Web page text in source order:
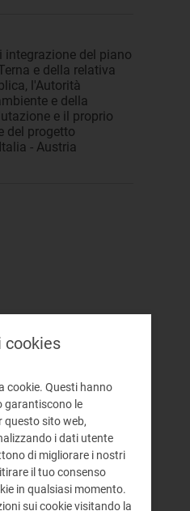
integrazione del piano
e della relativa
l'Autorità
e della
e il proprio
del progetto
- Austria
cookies
cookie. Questi hanno
garantiscono le
questo sito web,
i dati utente
di migliorare i nostri
il tuo consenso
in qualsiasi momento.
sui cookie visitando la